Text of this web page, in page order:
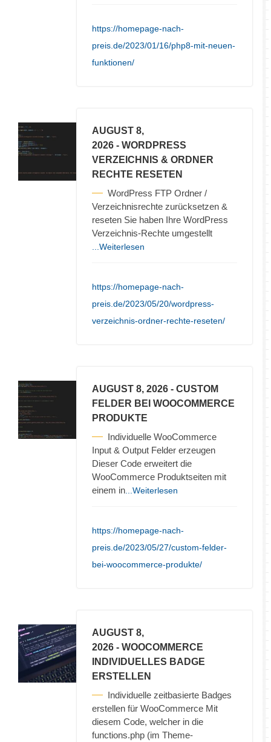
https://homepage-nach-
preis.de/2023/01/16/php8-mit-neuen-
funktionen/
AUGUST 8,
2026 - WORDPRESS
VERZEICHNIS & ORDNER
RECHTE RESETEN
WordPress FTP Ordner /
Verzeichnisrechte zurücksetzen &
reseten Sie haben Ihre WordPress
Verzeichnis-Rechte umgestellt
...Weiterlesen
https://homepage-nach-
preis.de/2023/05/20/wordpress-
verzeichnis-ordner-rechte-reseten/
AUGUST 8, 2026 - CUSTOM
FELDER BEI WOOCOMMERCE
PRODUKTE
Individuelle WooCommerce
Input & Output Felder erzeugen
Dieser Code erweitert die
WooCommerce Produktseiten mit
einem in ...Weiterlesen
https://homepage-nach-
preis.de/2023/05/27/custom-felder-
bei-woocommerce-produkte/
AUGUST 8,
2026 - WOOCOMMERCE
INDIVIDUELLES BADGE
ERSTELLEN
Individuelle zeitbasierte Badges
erstellen für WooCommerce Mit
diesem Code, welcher in die
functions.php (im Theme-